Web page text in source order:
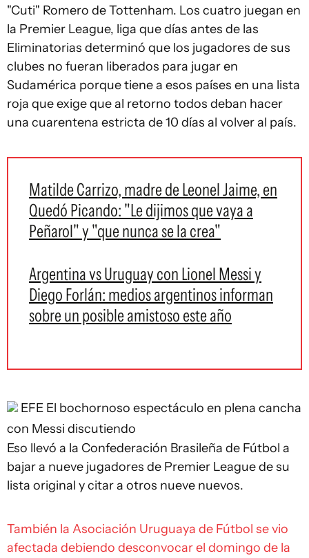
"Cuti" Romero de Tottenham. Los cuatro juegan en
la Premier League, liga que días antes de las
Eliminatorias determinó que los jugadores de sus
clubes no fueran liberados para jugar en
Sudamérica porque tiene a esos países en una lista
roja que exige que al retorno todos deban hacer
una cuarentena estricta de 10 días al volver al país.
Matilde Carrizo, madre de Leonel Jaime, en
Quedó Picando: "Le dijimos que vaya a
Peñarol" y "que nunca se la crea"
Argentina vs Uruguay con Lionel Messi y
Diego Forlán: medios argentinos informan
sobre un posible amistoso este año
EFE El bochornoso espectáculo en plena cancha
con Messi discutiendo
Eso llevó a la Confederación Brasileña de Fútbol a
bajar a nueve jugadores de Premier League de su
lista original y citar a otros nueve nuevos.
También la Asociación Uruguaya de Fútbol se vio
afectada debiendo desconvocar el domingo de la